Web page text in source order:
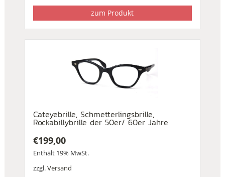
zum Produkt
Cateyebrille, Schmetterlingsbrille,
Rockabillybrille der 50er/ 60er Jahre
€199,00
Enthält 19% MwSt.
zzgl.Versand